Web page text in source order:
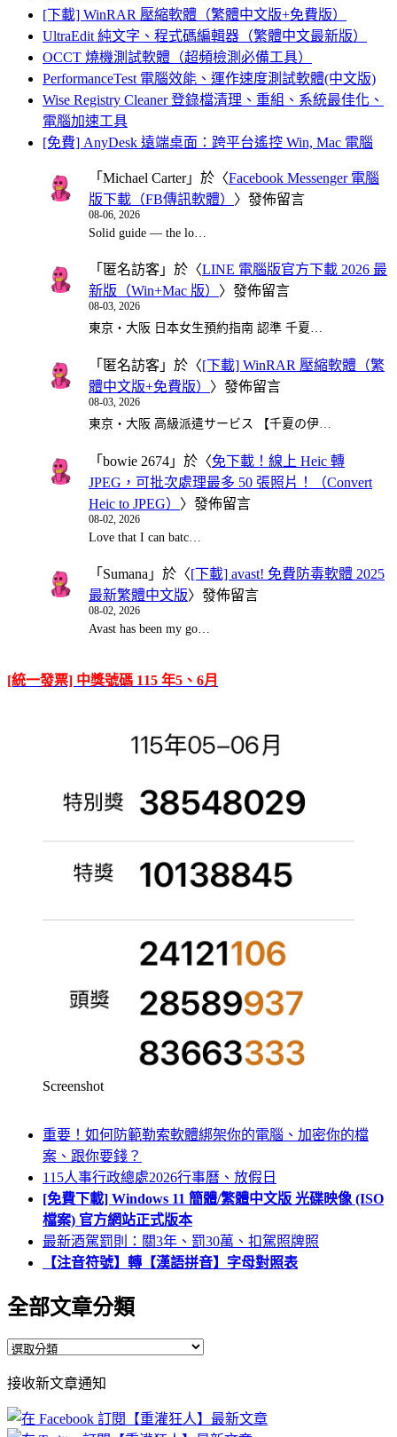
[下載] WinRAR 壓縮軟體（繁體中文版+免費版）
UltraEdit 純文字、程式碼編輯器（繁體中文最新版）
OCCT 燒機測試軟體（超頻檢測必備工具）
PerformanceTest 電腦效能、運作速度測試軟體(中文版)
Wise Registry Cleaner 登錄檔清理、重組、系統最佳化、
電腦加速工具
[免費] AnyDesk 遠端桌面：跨平台遙控 Win, Mac 電腦
「 Michael Carter」於〈Facebook Messenger 電腦
版下載（FB傳訊軟體） 〉發佈留言
08-06, 2026
Solid guide — the lo…
「 匿名訪客 」於〈LINE 電腦版官方下載 2026 最
新版（Win+Mac 版） 〉發佈留言
08-03, 2026
東京・大阪 日本女生預約指南 認準 千夏…
「 匿名訪客 」於〈[下載] WinRAR 壓縮軟體（繁
體中文版+免費版） 〉發佈留言
08-03, 2026
東京・大阪 高級派遣サービス 【千夏の伊…
「 bowie 2674 」於〈免下載！線上 Heic 轉
JPEG，可批次處理最多 50 張照片！（Convert
Heic to JPEG） 〉發佈留言
08-02, 2026
Love that I can batc…
「 Sumana 」於〈[下載] avast! 免費防毒軟體 2025
最新繁體中文版〉發佈留言
08-02, 2026
Avast has been my go…
[統一發票] 中獎號碼 115 年5、6月
Screenshot
重要！如何防範勒索軟體綁架你的電腦、加密你的檔
案、跟你要錢？
115人事行政總處2026行事曆、放假日
[免費下載] Windows 11 簡體/繁體中文版 光碟映像 (ISO
檔案) 官方網站正式版本
最新酒駕罰則：關3年、罰30萬、扣駕照牌照
【注音符號】轉【漢語拼音】字母對照表
全部文章分類
全
文
章
接收新文章通知